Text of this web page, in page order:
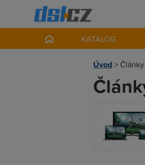
KATALOG
Úvod> Články